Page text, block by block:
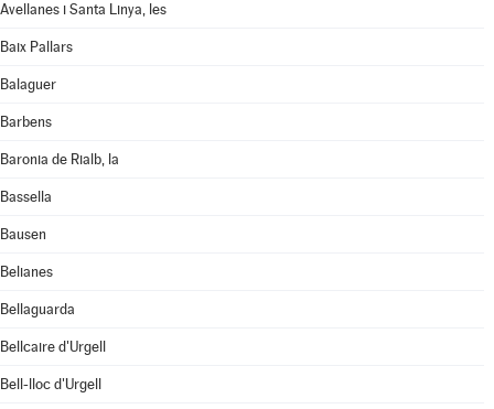
Avellanes i Santa Linya, les
Baix Pallars
Balaguer
Barbens
Baronia de Rialb, la
Bassella
Bausen
Belianes
Bellaguarda
Bellcaire d'Urgell
Bell-lloc d'Urgell